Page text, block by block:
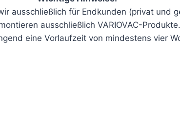
ausschließlich für Endkunden (privat und
ausschließlich VARIOVAC-Produkte.
eine Vorlaufzeit von mindestens vier